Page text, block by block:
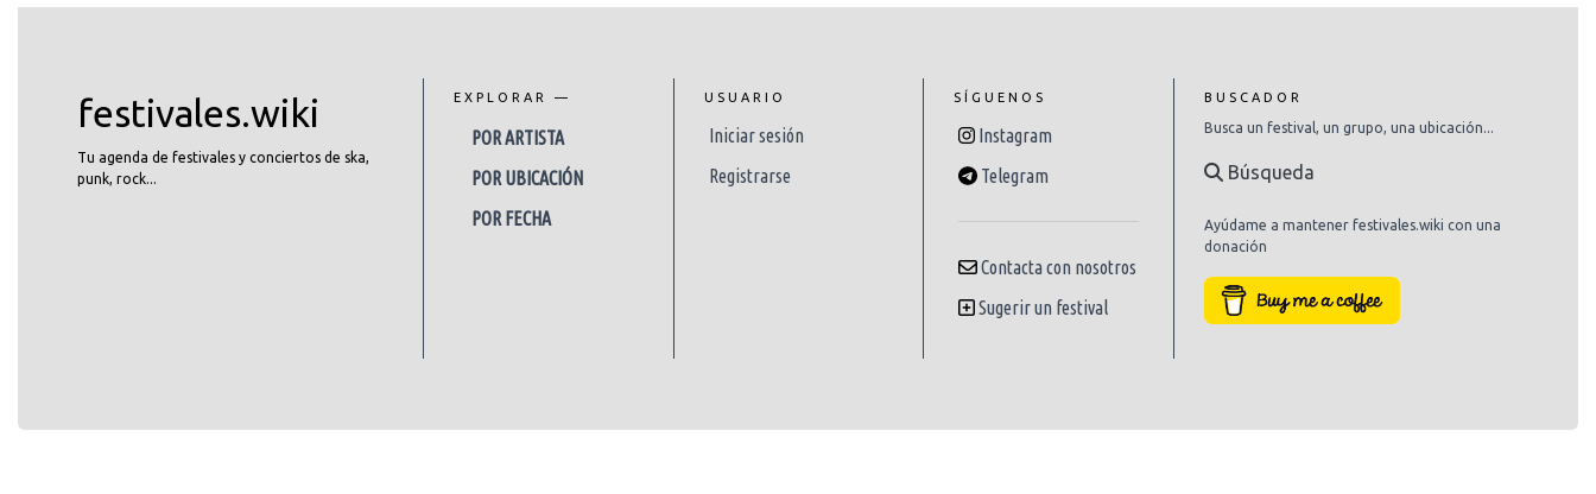
festivales.wiki
Tu agenda de festivales y conciertos de ska,
punk, rock...
EXPLORAR —
POR ARTISTA
POR UBICACIÓN
POR FECHA
USUARIO
Iniciar sesión
Registrarse
SÍGUENOS
Instagram
Telegram
Contacta con nosotros
Sugerir un festival
BUSCADOR
Busca un festival, un grupo, una ubicación...
Búsqueda
Ayúdame a mantener festivales.wiki con una
donación